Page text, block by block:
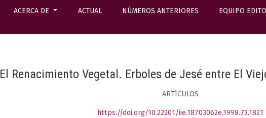
ACERCA DE ACTUAL NÚMEROS ANTERIORES EQUIPO
El Renacimiento Vegetal. Erboles de Jesé entre El
ARTÍCULOS
https://doi.org/10.22201/iie.18703062e.1998.73.1821